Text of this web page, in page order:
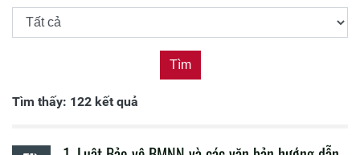
Tìm thấy: 122 kết quả